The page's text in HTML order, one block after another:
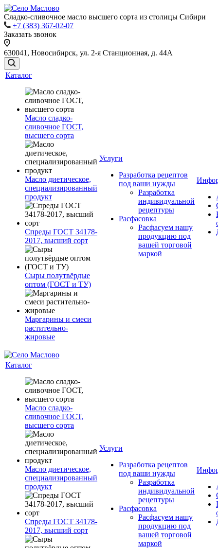
Сладко-сливочное масло высшего сорта из столицы Сибири
+7 (383) 367-02-07
Заказать звонок
630041, Новосибирск, ул. 2-я Станционная, д. 44А
Каталог
Масло сладко-
сливочное ГОСТ,
высшего сорта
Масло диетическое,
специализированный
продукт
Спреды ГОСТ 34178-
2017, высший сорт
Сыры полутвёрдые
оптом (ГОСТ и ТУ)
Маргарины и смеси
растительно-
жировые
Услуги
Разработка рецептов
под ваши нужды
Разработка
индивидуальной
рецептуры
Расфасовка
Расфасуем нашу
продукцию под
вашей торговой
маркой
Каталог
Масло сладко-
сливочное ГОСТ,
высшего сорта
Масло диетическое,
специализированный
продукт
Спреды ГОСТ 34178-
2017, высший сорт
Услуги
Разработка рецептов
под ваши нужды
Разработка
индивидуальной
рецептуры
Расфасовка
Расфасуем нашу
продукцию под
вашей торговой
маркой